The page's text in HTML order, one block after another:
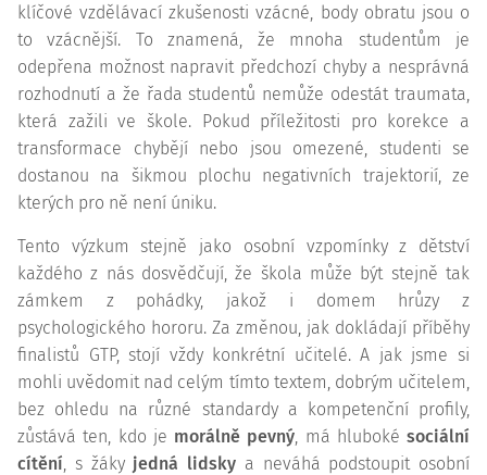
klíčové vzdělávací zkušenosti vzácné, body obratu jsou o
to vzácnější. To znamená, že mnoha studentům je
odepřena možnost napravit předchozí chyby a nesprávná
rozhodnutí a že řada studentů nemůže odestát traumata,
která zažili ve škole. Pokud příležitosti pro korekce a
transformace chybějí nebo jsou omezené, studenti se
dostanou na šikmou plochu negativních trajektorií, ze
kterých pro ně není úniku.
Tento výzkum stejně jako osobní vzpomínky z dětství
každého z nás dosvědčují, že škola může být stejně tak
zámkem z pohádky, jakož i domem hrůzy z
psychologického hororu. Za změnou, jak dokládají příběhy
finalistů GTP, stojí vždy konkrétní učitelé. A jak jsme si
mohli uvědomit nad celým tímto textem, dobrým učitelem,
bez ohledu na různé standardy a kompetenční profily,
zůstává ten, kdo je morálně pevný, má hluboké sociální
cítění, s žáky jedná lidsky a neváhá podstoupit osobní